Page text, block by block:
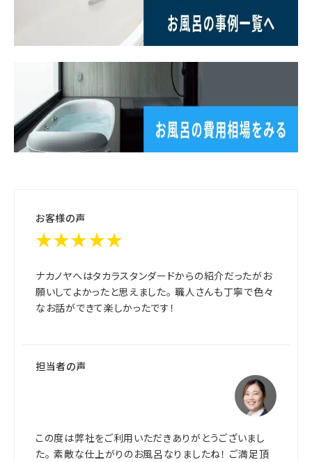
お客様の声
★★★★★
ナカノヤへはタカラスタンダードからの紹介だったがお
願いしてよかったと思えました。 職人さんも丁寧で色々
なお話ができて楽しかったです！
担当者の声
この度は弊社をご利用いただきありがとうございまし
た。 素敵な仕上がりのお風呂なりましたね！ ご満足頂